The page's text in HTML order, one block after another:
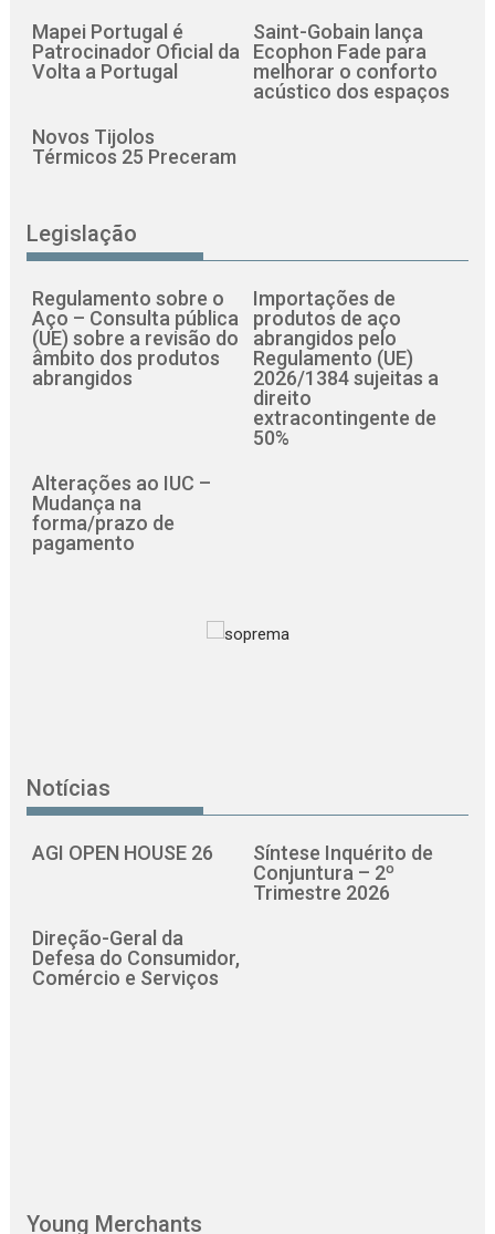
Mapei Portugal é
Patrocinador Oficial da
Volta a Portugal
Saint-Gobain lança
Ecophon Fade para
melhorar o conforto
acústico dos espaços
Novos Tijolos
Térmicos 25 Preceram
Legislação
Regulamento sobre o
Aço – Consulta pública
(UE) sobre a revisão do
âmbito dos produtos
abrangidos
Importações de
produtos de aço
abrangidos pelo
Regulamento (UE)
2026/1384 sujeitas a
direito
extracontingente de
50%
Alterações ao IUC –
Mudança na
forma/prazo de
pagamento
Notícias
AGI OPEN HOUSE 26
Síntese Inquérito de
Conjuntura – 2º
Trimestre 2026
Direção-Geral da
Defesa do Consumidor,
Comércio e Serviços
Young Merchants